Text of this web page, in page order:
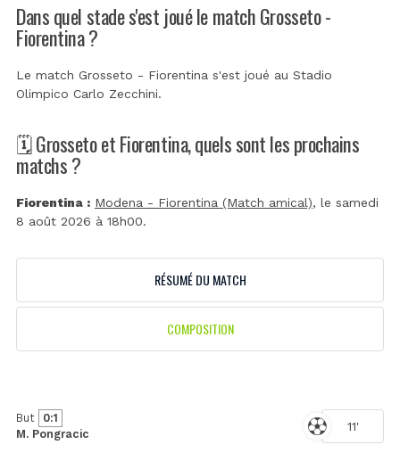
Dans quel stade s'est joué le match Grosseto -
Fiorentina ?
Le match Grosseto - Fiorentina s'est joué au Stadio
Olimpico Carlo Zecchini.
🗓️ Grosseto et Fiorentina, quels sont les prochains
matchs ?
Fiorentina : Modena - Fiorentina (Match amical), le samedi
8 août 2026 à 18h00.
RÉSUMÉ DU MATCH
COMPOSITION
11'
But
0:1
M. Pongracic